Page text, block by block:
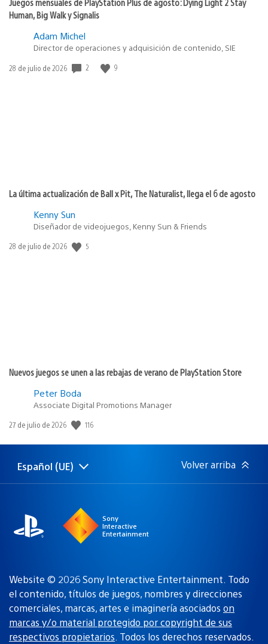
Juegos mensuales de PlayStation Plus de agosto: Dying Light 2 Stay
Human, Big Walk y Signalis
Adam Michel
Director de operaciones y adquisición de contenido, SIE
Fecha
28 de julio de 2026 2 9
La última actualización de Ball x Pit, The Naturalist, llega el 6 de agosto
Kenny Sun
Diseñador de videojuegos, Kenny Sun & Friends
Fecha
28 de julio de 2026 5
Nuevos juegos se unen a las rebajas de verano de PlayStation Store
Peter Boda
Associate Digital Promotions Manager
Fecha
publicación:
27 de julio de 2026 116
Selecciona
una
Región
actual:
Español (UE) Volver arriba
Sony
Interactive
Entertainment
Website © 2026 Sony Interactive Entertainment. Todo
el contenido, títulos de juegos, nombres y direcciones
comerciales, marcas, artes e imaginería asociados on
marcas y/o material protegido por copyright de sus
respectivos propietarios. Todos los derechos reservados.